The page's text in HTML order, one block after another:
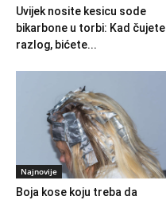
Uvijek nosite kesicu sode
bikarbone u torbi: Kad čujete
razlog, bićete...
Najnovije
Boja kose koju treba da